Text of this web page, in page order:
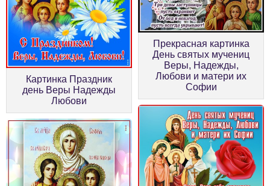
Картинка Праздник
день Веры Надежды
Любови
Прекрасная картинка
День святых мучениц
Веры, Надежды,
Любови и матери их
Софии